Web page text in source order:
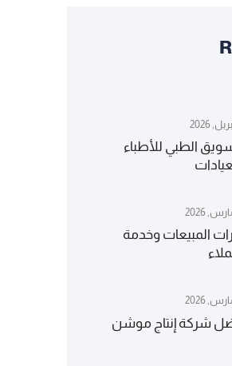
الطبي للأطباء
المبيعات وخدمة
شركة إنتاج موشن